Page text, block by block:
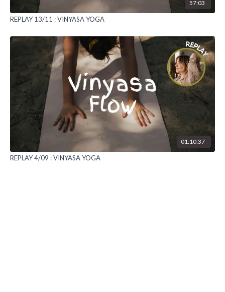
57:03
REPLAY 13/11 : VINYASA YOGA
01:10:37
REPLAY 4/09 : VINYASA YOGA